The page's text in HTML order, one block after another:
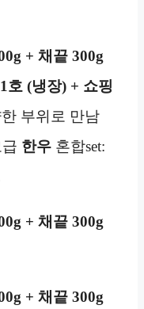
+ 채끝 300g
호 (냉장) + 쇼핑
부위로 만남
한우 혼합set:
+ 채끝 300g
+ 채끝 300g